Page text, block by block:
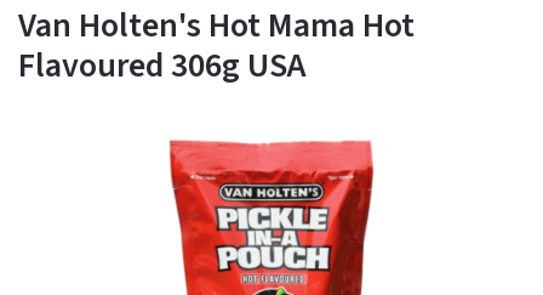
Van Holten's Hot Mama Hot
Flavoured 306g USA